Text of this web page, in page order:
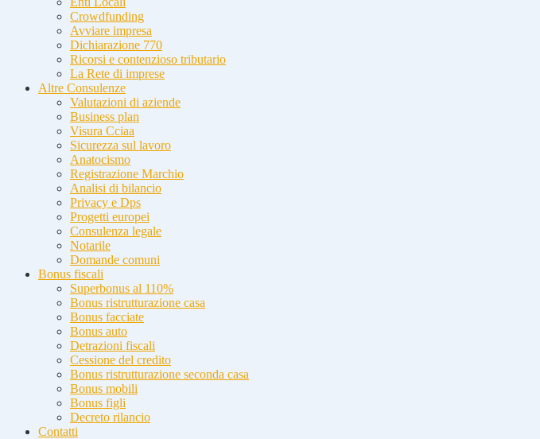
Crowdfunding
Avviare impresa
Dichiarazione 770
Ricorsi e contenzioso tributario
La Rete di imprese
Altre Consulenze
Valutazioni di aziende
Business plan
Visura Cciaa
Sicurezza sul lavoro
Anatocismo
Registrazione Marchio
Analisi di bilancio
Privacy e Dps
Progetti europei
Consulenza legale
Notarile
Domande comuni
Bonus fiscali
Superbonus al 110%
Bonus ristrutturazione casa
Bonus facciate
Bonus auto
Detrazioni fiscali
Cessione del credito
Bonus ristrutturazione seconda casa
Bonus mobili
Bonus figli
Decreto rilancio
Contatti